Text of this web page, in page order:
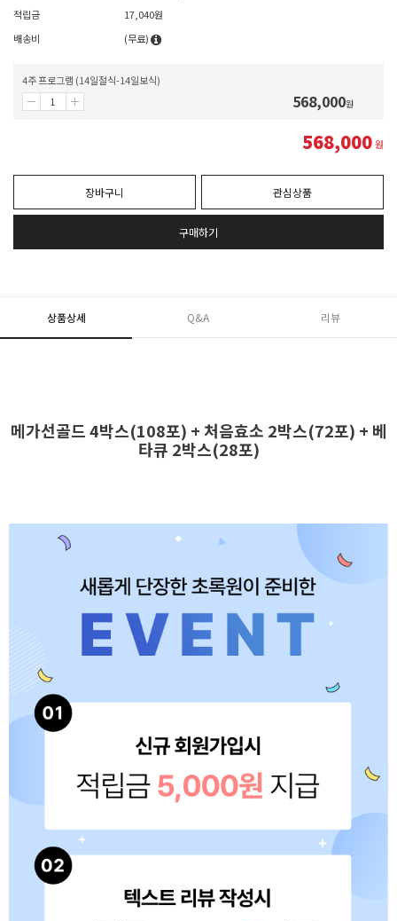
적립금
17,040원
배송비
(무료)
4주 프로그램 (14일절식-14일보식)
568,000원
568,000원
장바구니 관심상품
구매하기
상품상세 Q&A 리뷰
메가선골드 4박스(108포) + 처음효소 2박스(72포) + 베
타큐 2박스(28포)